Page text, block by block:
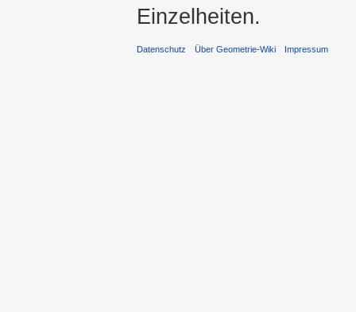
Einzelheiten.
Datenschutz Über Geometrie-Wiki Impressum